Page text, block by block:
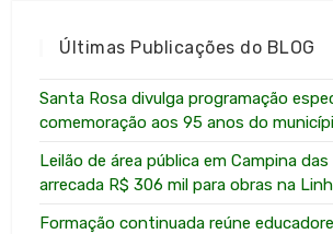
Últimas Publicações do BLOG
Santa Rosa divulga programação
comemoração aos 95 anos do
Leilão de área pública em Campina
arrecada R$ 306 mil para obras na
Formação continuada reúne